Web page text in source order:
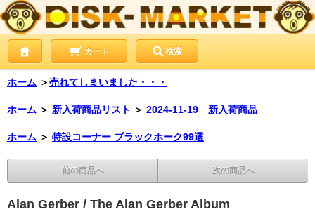
カート 検索
ホーム ＞売れてしまいました・・・
ホーム ＞ 新入荷商品リスト ＞ 2024-11-19 新入荷商品
ホーム ＞ 特設コーナー ブラックホーク99選
前の商品へ 次の商品へ
Alan Gerber / The Alan Gerber Album